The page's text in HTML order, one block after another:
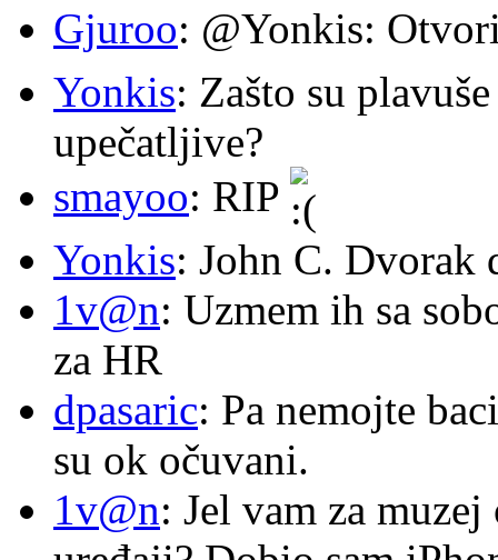
Gjuroo: @Yonkis:
Yonkis: Zašto su
upečatljive?
smayoo: RIP
Yonkis: John C. Dvorak
1v@n: Uzmem ih sa
za HR
dpasaric: Pa nemojte
su ok očuvani.
1v@n: Jel vam za